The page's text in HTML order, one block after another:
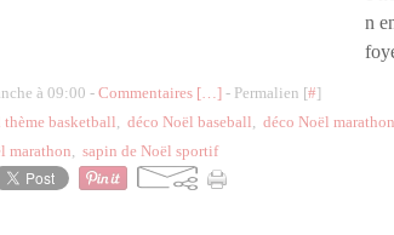
n
à 09:00 -Commentaires […] - Permalien [#]
thème basketball, déco Noël baseball, déco Noël marathon
marathon, sapin de Noël sportif